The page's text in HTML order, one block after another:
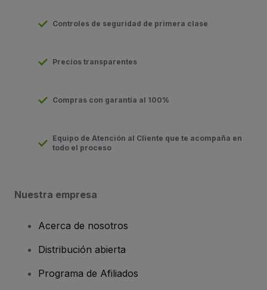
Controles de seguridad de primera clase
Precios transparentes
Compras con garantía al 100%
Equipo de Atención al Cliente que te acompaña en
todo el proceso
Nuestra empresa
Acerca de nosotros
Distribución abierta
Programa de Afiliados